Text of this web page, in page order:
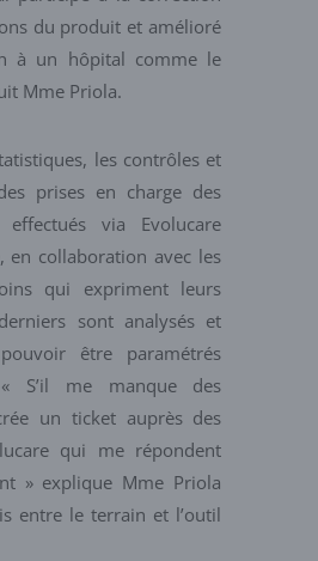
du produit et amélioré
à un hôpital comme le
Mme Priola.
les contrôles et
prises en charge des
via Evolucare
en collaboration avec les
qui expriment leurs
sont analysés et
être paramétrés
S’il me manque des
un ticket auprès des
qui me répondent
» explique Mme Priola
entre le terrain et l’outil